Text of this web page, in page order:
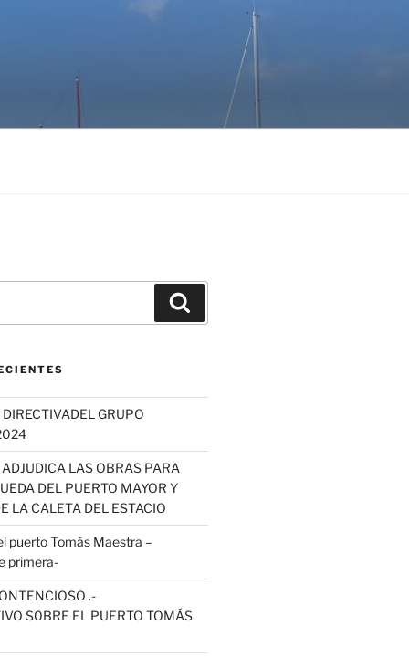
GRUPO
LAS OBRAS PARA
DEL PUERTO MAYOR Y
LA CALETA DEL ESTACIO
puerto Tomás Maestra –
primera-
.-
S0BRE EL PUERTO TOMÁS